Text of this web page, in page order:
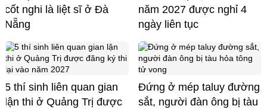
cốt nghi là liệt sĩ ở Đà
Nẵng
năm 2027 được nghỉ 4
ngày liên tục
5 thí sinh liên quan gian
lận thi ở Quảng Trị được
Đứng ở mép taluy đường
sắt, người đàn ông bị tàu